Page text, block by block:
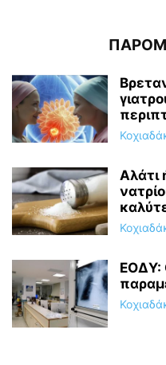
Αλάτι
ΕΟΔΥ: